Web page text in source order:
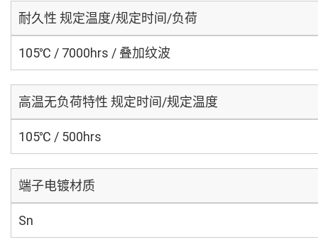
耐久性 规定温度/规定时间/负荷
105℃ / 7000hrs / 叠加纹波
高温无负荷特性 规定时间/规定温度
105℃ / 500hrs
端子电镀材质
Sn